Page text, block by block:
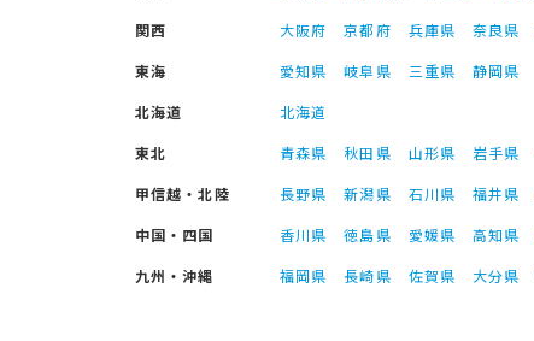
関西
大阪府 京都府 兵庫県 奈良県
東海
愛知県 岐阜県 三重県
静岡県
北海道
北海道
東北
青森県 秋田県 山形県 岩手県
甲信越・北陸
長野県 新潟県 石川県 福井県
中国・四国
香川県 徳島県 愛媛県 高知県
九州・沖縄
福岡県 長崎県 佐賀県 大分県